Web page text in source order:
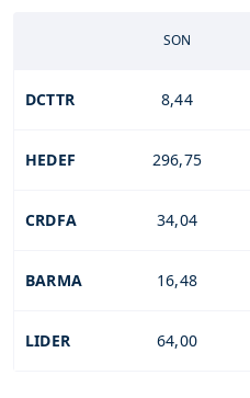
SON
DCTTR 8,44
HEDEF 296,75
CRDFA 34,04
BARMA 16,48
LIDER 64,00